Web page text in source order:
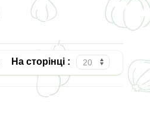
На сторінці :